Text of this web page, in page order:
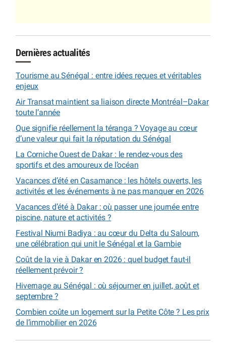
Dernières actualités
Tourisme au Sénégal : entre idées reçues et véritables
enjeux
Air Transat maintient sa liaison directe Montréal–Dakar
toute l’année
Que signifie réellement la téranga ? Voyage au cœur
d’une valeur qui fait la réputation du Sénégal
La Corniche Ouest de Dakar : le rendez-vous des
sportifs et des amoureux de l’océan
Vacances d’été en Casamance : les hôtels ouverts, les
activités et les événements à ne pas manquer en 2026
Vacances d’été à Dakar : où passer une journée entre
piscine, nature et activités ?
Festival Niumi Badiya : au cœur du Delta du Saloum,
une célébration qui unit le Sénégal et la Gambie
Coût de la vie à Dakar en 2026 : quel budget faut-il
réellement prévoir ?
Hivernage au Sénégal : où séjourner en juillet, août et
septembre ?
Combien coûte un logement sur la Petite Côte ? Les prix
de l’immobilier en 2026